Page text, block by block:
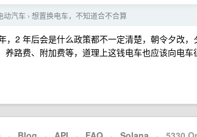
动汽车 › 想置换电车，不知道合不合算
，2 年后会是什么政策都不一定清楚，朝令夕改，
养路费、附加费等，道理上这钱电车也应该向电